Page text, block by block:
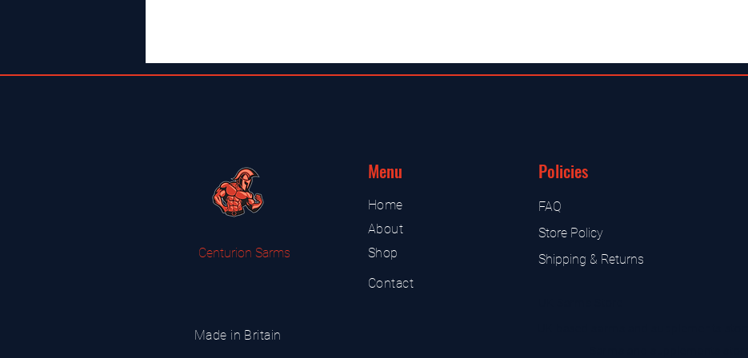
Centurion Sarms
Made in Britain
Menu
Home
About
Shop
Contact
Policies
FAQ
Store Policy
Shipping & Returns